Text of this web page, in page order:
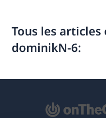
Tous les
dominikN-6: